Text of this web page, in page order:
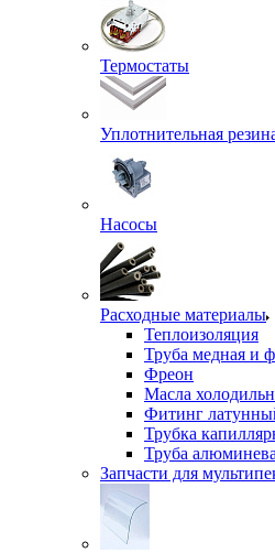
Термостаты
Уплотнительная
Насосы
Расходные материалы
Теплоизоляция
Труба медная и
Фреон
Масла
Фитинг
Трубка
Труба
Запчасти для